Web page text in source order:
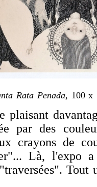
Rata Penada, 100 x
par des
crayons de
Là, l'expo
Tout